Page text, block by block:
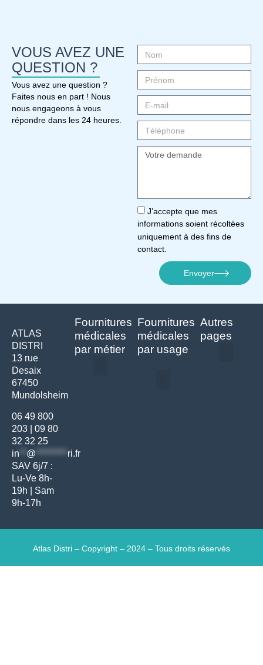
VOUS AVEZ UNE
QUESTION ?
Vous avez une question ?
Faites nous en part ! Nous
nous engageons à vous
répondre dans les 24 heures.
J’accepte que mes
informations soient récoltées
uniquement à des fins de
contact.
Envoyer
ATLAS
DISTRI
13 rue
Desaix
67450
Mundolsheim
06 49 800
203
09 80
32 32 25
in
@ ********* ri.fr
SAV 6j/7 :
Lu-Ve 8h-
19h | Sam
9h-17h
Fournitures
médicales
par métier
Fournitures
médicales
par usage
Autres
pages
Atlas Distri – Copyright – 2024 – Tous droits réservés